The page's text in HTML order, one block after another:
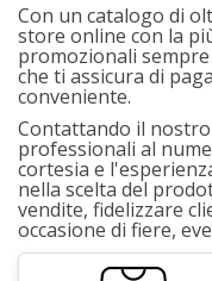
Con un catalogo di
store online con la
promozionali
che ti assicura di
conveniente.
Contattando il
professionali al
cortesia e
nella scelta del
vendite, fidelizzare
occasione di fiere,